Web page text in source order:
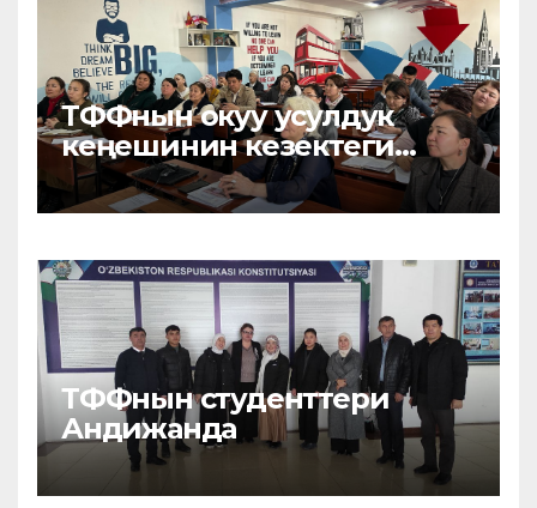
ТФФнын окуу усулдук
кеңешинин кезектеги
жыйыны өткөрүлдү
ТФФнын студенттери
Андижанда